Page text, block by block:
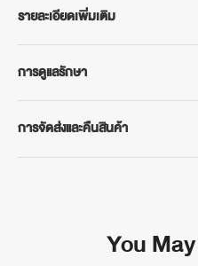
รายละเอียดเพิ่มเติม
BEVERLY HILLS POLO CLUB
เสื้อยืดคอกลมแขนสั้นเด็ก รุ่น
สบายด้วยการตัดเย็บที่ละเอียด ปร
- ผลิตจากผ้า Cotton USA 100%
เนื้อผ้าใส่สบาย จะใส่เป็นชุดลำลอง ใ
การดูแลรักษา
- ซักด้วยน้ำอุณหภูมิไม่เกิน 40°
- แยกซักมือกับผ้าสีเหมือนกัน
- ห้ามใช้น้ำยาฟอกขาว
- ปั่นแห้งด้วยอุณหภูมิต่ำ
- รีดด้วยอุณหภูมิต่ำ
การจัดส่งและคืนสินค้า
การจัดส่งสินค้า
กรณีต้องการเปลี่ยนหรือคืนสินค้า
You